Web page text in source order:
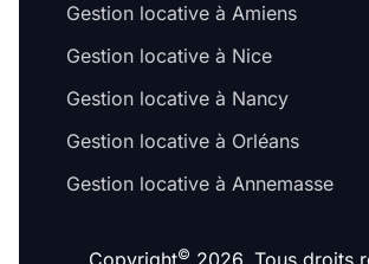
Gestion locative à Amiens
Gestion locative à Nice
Gestion locative à Nancy
Gestion locative à Orléans
Gestion locative à Annemasse
©